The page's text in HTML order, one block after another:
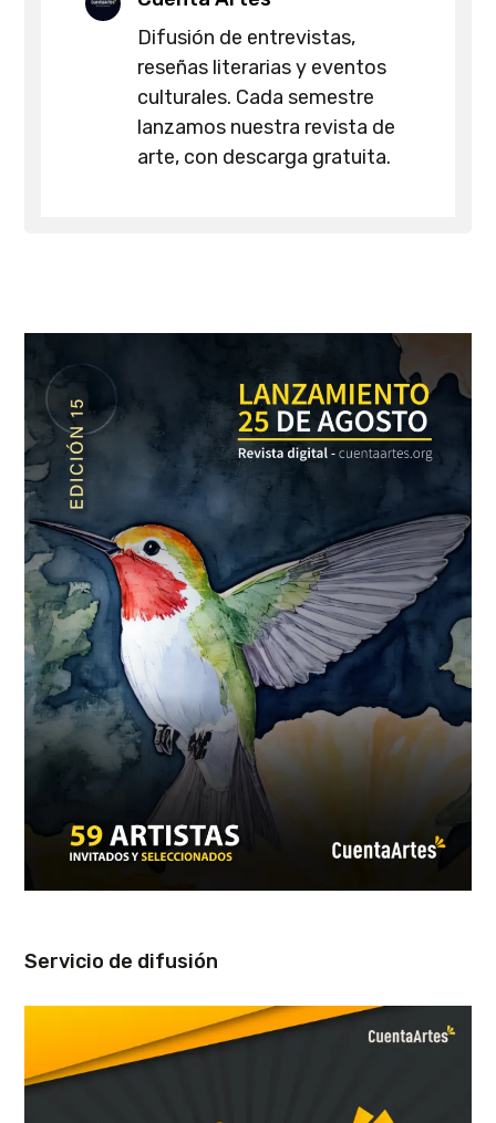
Difusión de entrevistas,
reseñas literarias y eventos
culturales. Cada semestre
lanzamos nuestra revista de
arte, con descarga gratuita.
Servicio de difusión